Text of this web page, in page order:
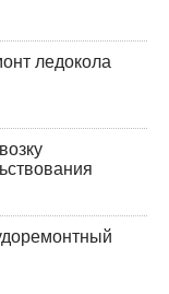
ледокола